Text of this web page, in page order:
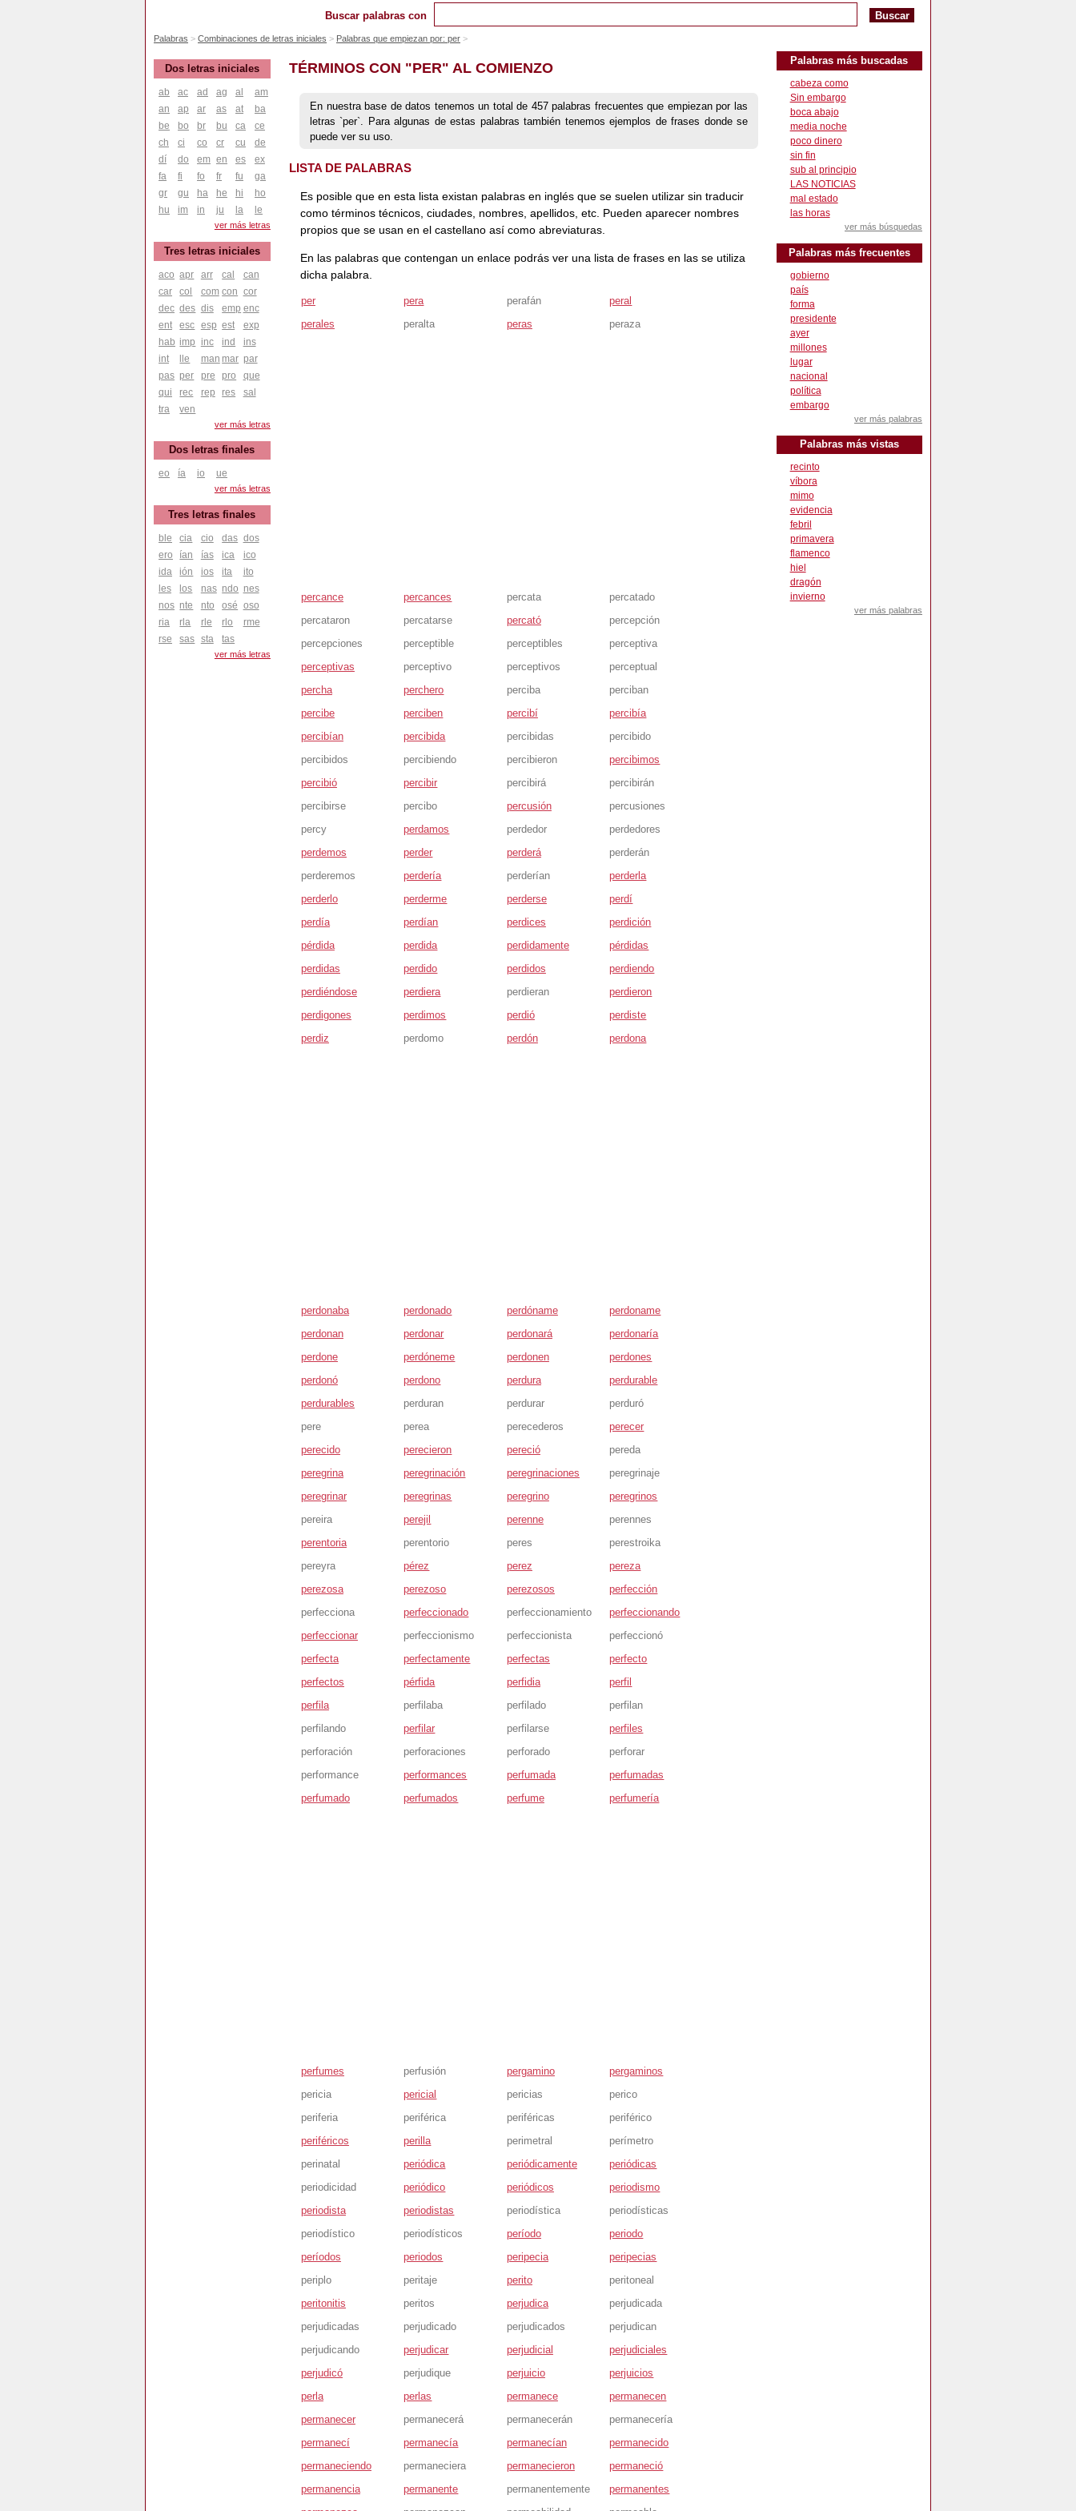
Buscar palabras con
Palabras Combinaciones de letras iniciales Palabras que empiezan por: per
TÉRMINOS CON "PER" AL COMIENZO
En nuestra base de datos tenemos un total de 457 palabras frecuentes que empiezan por las
letras `per`. Para algunas de estas palabras también tenemos ejemplos de frases donde se
puede ver su uso.
LISTA DE PALABRAS
Es posible que en esta lista existan palabras en inglés que se suelen utilizar sin traducir
como términos técnicos, ciudades, nombres, apellidos, etc. Pueden aparecer nombres
propios que se usan en el castellano así como abreviaturas.
En las palabras que contengan un enlace podrás ver una lista de frases en las se utiliza
dicha palabra.
per pera perafán
peral
perales
peralta peras peraza
percance percances percata
percatado
percataron
percatarse percató
percepción
percepciones
perceptible perceptibles
perceptiva
perceptivas
perceptivo perceptivos
perceptual
percha
perchero perciba
perciban
percibe
perciben percibí
percibía
percibían
percibida percibidas
percibido
percibidos
percibiendo percibieron
percibimos
percibió
percibir percibirá
percibirán
percibirse
percibo percusión
percusiones
percy
perdamos perdedor
perdedores
perdemos
perder perderá
perderán
perderemos
perdería perderían
perderla
perderlo
perderme perderse
perdí
perdía
perdían perdices
perdición
pérdida
perdida perdidamente
pérdidas
perdidas
perdido perdidos
perdiendo
perdiéndose
perdiera perdieran
perdieron
perdigones
perdimos perdió
perdiste
perdiz
perdomo perdón perdona
perdonaba perdonado perdóname
perdoname
perdonan
perdonar perdonará
perdonaría
perdone
perdóneme perdonen
perdones
perdonó
perdono perdura
perdurable
perdurables
perduran perdurar
perduró
pere
perea perecederos
perecer
perecido
perecieron pereció
pereda
peregrina
peregrinación peregrinaciones
peregrinaje
peregrinar
peregrinas peregrino
peregrinos
pereira
perejil perenne
perennes
perentoria
perentorio peres
perestroika
pereyra
pérez perez
pereza
perezosa
perezoso perezosos
perfección
perfecciona
perfeccionado perfeccionamiento
perfeccionando
perfeccionar
perfeccionismo perfeccionista
perfeccionó
perfecta
perfectamente perfectas
perfecto
perfectos
pérfida perfidia
perfil
perfila
perfilaba perfilado
perfilan
perfilando
perfilar perfilarse
perfiles
perforación
perforaciones perforado
perforar
performance
performances perfumada
perfumadas
perfumado
perfumados perfume perfumería
perfumes perfusión pergamino
pergaminos
pericia
pericial pericias
perico
periferia
periférica periféricas
periférico
periféricos
perilla perimetral
perímetro
perinatal
periódica periódicamente
periódicas
periodicidad
periódico periódicos
periodismo
periodista
periodistas periodística
periodísticas
periodístico
periodísticos período
periodo
períodos
periodos peripecia
peripecias
periplo
peritaje perito
peritoneal
peritonitis
peritos perjudica
perjudicada
perjudicadas
perjudicado perjudicados
perjudican
perjudicando
perjudicar perjudicial
perjudiciales
perjudicó
perjudique perjuicio
perjuicios
perla
perlas permanece
permanecen
permanecer
permanecerá permanecerán
permanecería
permanecí
permanecía permanecían
permanecido
permaneciendo
permaneciera permanecieron
permaneció
permanencia
permanente permanentemente
permanentes
Dos letras iniciales
ab ac ad ag al
am
an
ap ar as at
ba
be
bo br bu ca
ce
ch
ci co cr cu
de
dí
do em en es
ex
fa
fi fo fr fu
ga
gr
gu ha he hi
ho
hu
im in ju la le
ver más letras
Tres letras iniciales
aco apr arr cal
can
car
col com con cor
dec des dis emp enc
ent
esc esp est
exp
hab imp inc ind
ins
int
lle man mar par
pas per pre pro
que
qui
rec rep res
sal
tra
ven
ver más letras
Dos letras finales
eo ía io ue
ver más letras
Tres letras finales
ble cia cio das dos
ero
ían ías ica
ico
ida
ión ios ita
ito
les
los nas ndo nes
nos nte nto osé oso
ria
rla rle rlo
rme
rse
sas sta tas
ver más letras
Palabras más buscadas
cabeza como
Sin embargo
boca abajo
media noche
poco dinero
sin fin
sub al principio
LAS NOTICIAS
mal estado
las horas
ver más búsquedas
Palabras más frecuentes
gobierno
país
forma
presidente
ayer
millones
lugar
nacional
política
embargo
ver más palabras
Palabras más vistas
recinto
víbora
mimo
evidencia
febril
primavera
flamenco
hiel
dragón
invierno
ver más palabras